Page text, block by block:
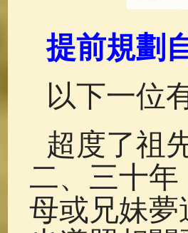
提前規劃
以下一位
超度了祖
二、三十
母或兄妹